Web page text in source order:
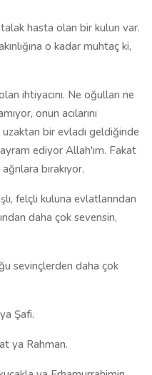
hasta olan bir kulun var.
o kadar muhtaç ki,
ihtiyacını. Ne oğulları ne
onun acılarını
bir evladı geldiğinde
ediyor Allah'ım. Fakat
bırakıyor.
felçli kuluna evlatlarından
daha çok sevensin,
sevinçlerden daha çok
Şafi.
ya Rahman.